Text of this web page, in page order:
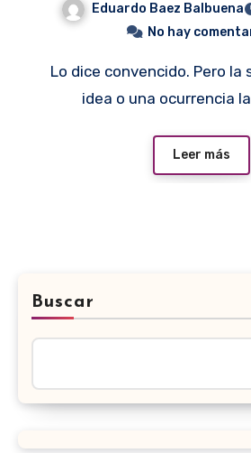
Eduardo Baez Balbuena
No hay
Lo dice convencido. Pero la suya no es una
idea o una ocurrencia
Leer más
Buscar